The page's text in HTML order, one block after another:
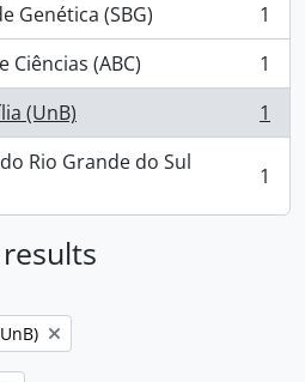
Genética (SBG)
1
Ciências (ABC)
1
(UnB)
1
Rio Grande do Sul
1